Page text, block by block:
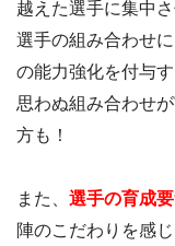
越えた選手に集中
選手の組み合わせ
の能力強化を付与
思わぬ組み合わせ
方も！
また、 選手の育成
陣のこだわりを感じ